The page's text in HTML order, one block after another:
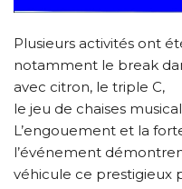
Plusieurs activités ont
notamment le break
avec citron, le triple C,
le jeu de chaises
L’engouement et la
l’événement
véhicule ce prestigieux